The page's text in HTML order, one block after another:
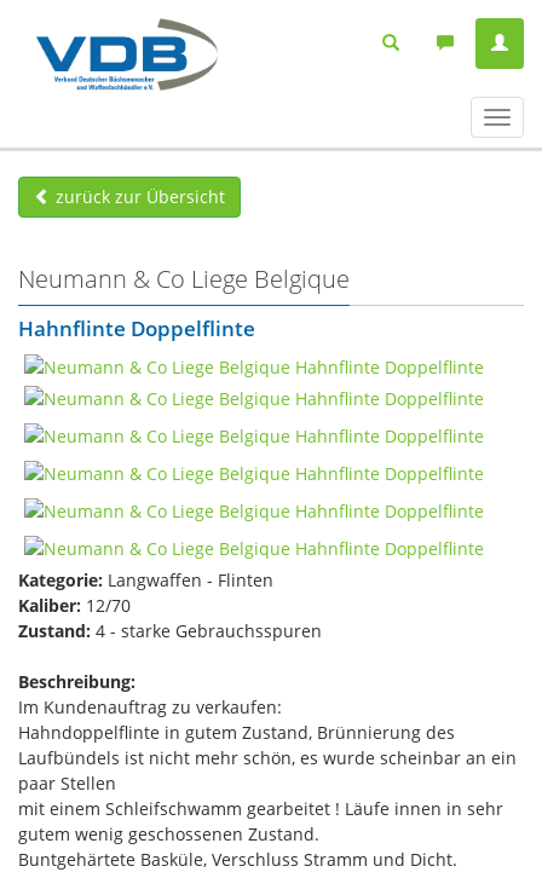
ein-/
zurück zur Übersicht
Neumann & Co Liege Belgique
Hahnflinte Doppelflinte
Kategorie: Langwaffen - Flinten
Kaliber: 12/70
Zustand: 4 - starke Gebrauchsspuren
Beschreibung:
Im Kundenauftrag zu verkaufen:
Hahndoppelflinte in gutem Zustand, Brünnierung des
Laufbündels ist nicht mehr schön, es wurde scheinbar an ein
paar Stellen
mit einem Schleifschwamm gearbeitet ! Läufe innen in sehr
gutem wenig geschossenen Zustand.
Buntgehärtete Basküle, Verschluss Stramm und Dicht.